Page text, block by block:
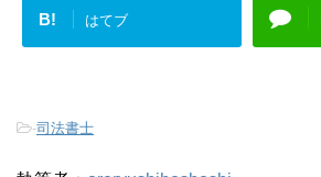
B! はてブ
-司法書士